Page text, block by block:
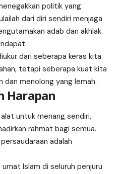
politik yang
dari diri sendiri menjaga
adab dan akhlak.
dari seberapa keras kita
tetapi seberapa kuat kita
dan menolong yang lemah.
Harapan
untuk menang sendiri,
rahmat bagi semua.
adalah
umat Islam di seluruh penjuru